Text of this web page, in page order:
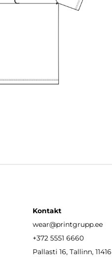
Kontakt
wear@printgrupp.ee
+372 5551 6660
Pallasti 16, Tallinn, 11416